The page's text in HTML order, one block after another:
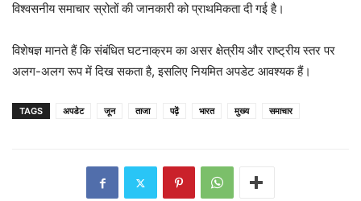
विश्वसनीय समाचार स्रोतों की जानकारी को प्राथमिकता दी गई है।
विशेषज्ञ मानते हैं कि संबंधित घटनाक्रम का असर क्षेत्रीय और राष्ट्रीय स्तर पर
अलग-अलग रूप में दिख सकता है, इसलिए नियमित अपडेट आवश्यक हैं।
TAGS अपडेट जून ताजा पढ़ें भारत मुख्य समाचार